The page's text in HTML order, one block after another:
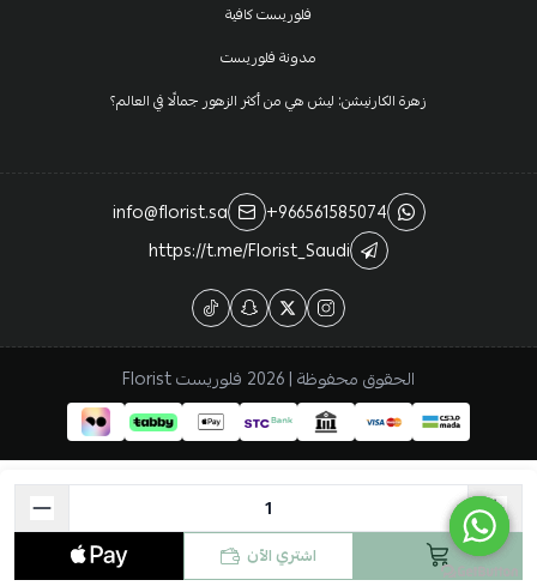
اشتري الآن
فلوريست كافية
مدونة فلوريست
زهرة الكارنيشن: ليش هي من أكثر الزهور جمالًا في العالم؟
+966561585074
info@florist.sa
https://t.me/Florist_Saudi
الحقوق محفوظة | 2026 فلوريست Florist